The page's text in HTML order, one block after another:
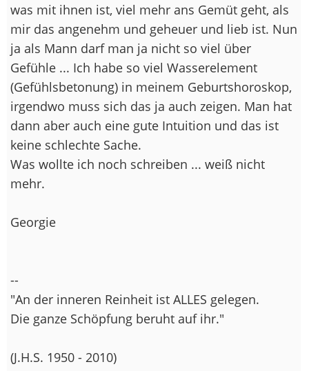
was mit ihnen ist, viel mehr ans Gemüt geht, als
mir das angenehm und geheuer und lieb ist. Nun
ja als Mann darf man ja nicht so viel über
Gefühle ... Ich habe so viel Wasserelement
(Gefühlsbetonung) in meinem Geburtshoroskop,
irgendwo muss sich das ja auch zeigen. Man hat
dann aber auch eine gute Intuition und das ist
keine schlechte Sache.
Was wollte ich noch schreiben ... weiß nicht
mehr.
Georgie
--
"An der inneren Reinheit ist ALLES gelegen.
Die ganze Schöpfung beruht auf ihr."
(J.H.S. 1950 - 2010)